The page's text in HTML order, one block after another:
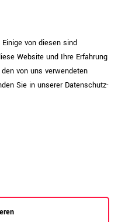
lösemittelfreie, milde
Sie die Oberfläche
Kratzern durch heiße
Ordner oder Bürogeräte.
Sie
Oberflächen mit einem
von diesen sind
Website und Ihre Erfahrung
von uns verwendeten
Sie in unserer Daten­schutz­